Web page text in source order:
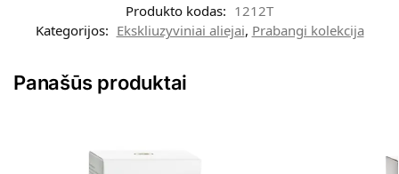
Produkto kodas: 1212T
Kategorijos: Ekskliuzyviniai aliejai, Prabangi kolekcija
Panašūs produktai